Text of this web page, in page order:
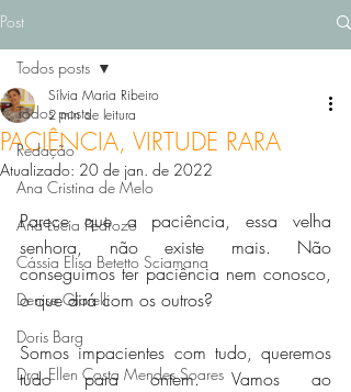
Post
Todos posts
Redação
Ana Cristina de Melo
Ana Lúcia Pedrozo
Cássia Elisa Betetto Sciamana
Denise Giarelli
Doris Barg
Dra. Ellen Costa Mendes Soares
Todos posts
PACIÊNCIA, VIRTUDE RARA
Sílvia Maria Ribeiro
2 min de leitura
Atualizado: 20 de jan. de 2022
Parece que a paciência, essa velha
senhora, não existe mais. Não
conseguimos ter paciência nem conosco,
o que dirá com os outros?
Somos impacientes com tudo, queremos
tudo para ontem. Vamos ao